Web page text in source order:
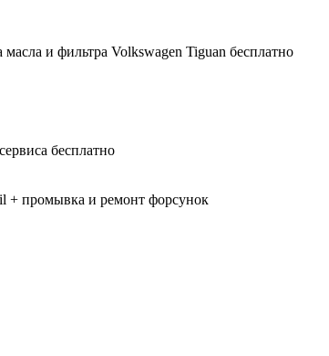
и фильтра Volkswagen Tiguan бесплатно
бесплатно
+ промывка и ремонт форсунок